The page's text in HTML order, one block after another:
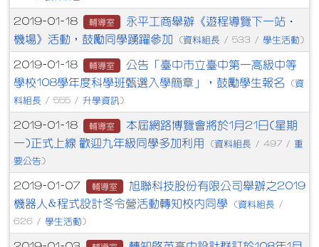
2019-01-18 輔導室
永平工商舉辦《遊程導覽下一站‧
機場》活動，鼓勵同學踴躍參加
(資料組長 / 533 / 學生活動 )
2019-01-18 輔導室
公告「臺中市立臺中第一高級中等
學校108學年度科學班甄選入學簡章」，鼓勵學生報名
(資
料組長 / 555 / 升學資訊 )
2019-01-18 輔導室
本屆網路博覽會將於1月21日(星期
一)正式上線 歡迎九年級同學多加利用
(資料組長 / 497 / 重
要公告 )
2019-01-07 輔導室
旭聯科技股份有限公司舉辦之2019
機器人&程式設計冬令營活動轉知校內同學
(資料組長 /
626 / 學生活動 )